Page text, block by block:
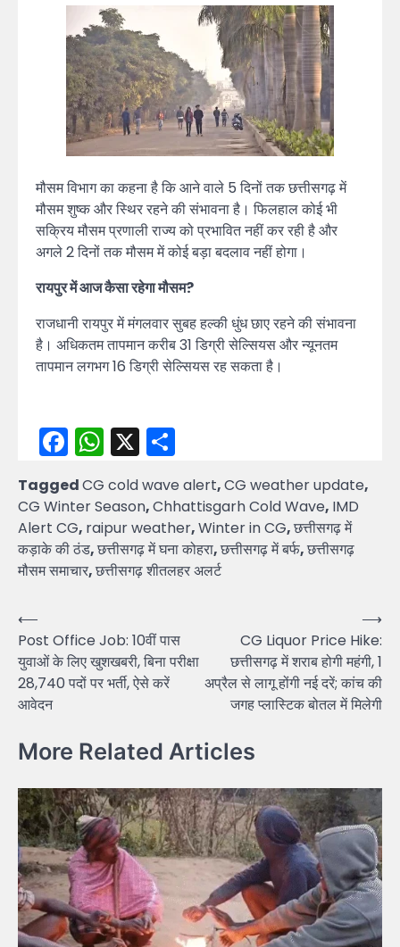
मौसम विभाग का कहना है कि आने वाले 5 दिनों तक छत्तीसगढ़ में
मौसम शुष्क और स्थिर रहने की संभावना है। फिलहाल कोई भी
सक्रिय मौसम प्रणाली राज्य को प्रभावित नहीं कर रही है और
अगले 2 दिनों तक मौसम में कोई बड़ा बदलाव नहीं होगा।
रायपुर में आज कैसा रहेगा मौसम?
राजधानी रायपुर में मंगलवार सुबह हल्की धुंध छाए रहने की संभावना
है। अधिकतम तापमान करीब 31 डिग्री सेल्सियस और न्यूनतम
तापमान लगभग 16 डिग्री सेल्सियस रह सकता है।
Facebook
WhatsApp
X
TaggedCG cold wave alert,CG weather update,
CG Winter Season,Chhattisgarh Cold Wave, IMD
Alert CG, raipur weather,Winter in CG,छत्तीसगढ़ में
कड़ाके की ठंड,छत्तीसगढ़ में घना कोहरा,छत्तीसगढ़ में बर्फ,छत्तीसगढ़
मौसम समाचार,छत्तीसगढ़ शीतलहर अलर्ट
Post
navigation
⟵
Post Office Job: 10वीं पास
युवाओं के लिए खुशखबरी, बिना परीक्षा
28,740 पदों पर भर्ती, ऐसे करें
आवेदन
CG Liquor Price Hike:
छत्तीसगढ़ में शराब होगी महंगी, 1
अप्रैल से लागू होंगी नई दरें; कांच की
जगह प्लास्टिक बोतल में मिलेगी
⟶
More Related Articles